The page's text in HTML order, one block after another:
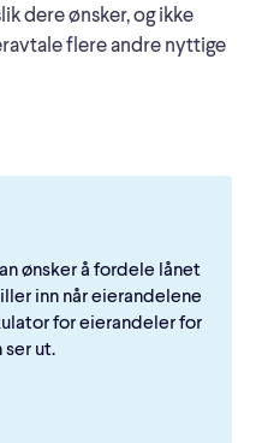
dere ønsker, og ikke
flere andre nyttige
ønsker å fordele lånet
inn når eierandelene
for eierandeler for
ser ut.